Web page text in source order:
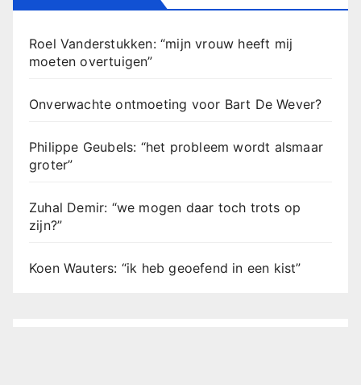
Roel Vanderstukken: “mijn vrouw heeft mij
moeten overtuigen”
Onverwachte ontmoeting voor Bart De Wever?
Philippe Geubels: “het probleem wordt alsmaar
groter”
Zuhal Demir: “we mogen daar toch trots op
zijn?”
Koen Wauters: “ik heb geoefend in een kist”